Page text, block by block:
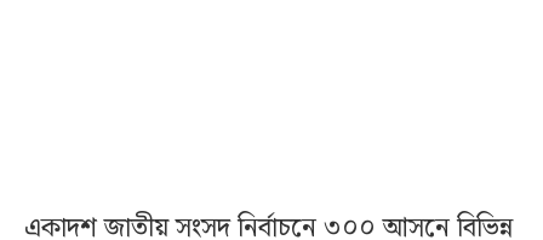
একাদশ জাতীয় সংসদ নির্বাচনে ৩০০ আসনে বিভিন্ন